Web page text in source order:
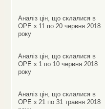
Аналіз цін, що склалися в
ОРЕ з 11 по 20 червня 2018
року
Аналіз цін, що склалися в
ОРЕ з 1 по 10 червня 2018
року
Аналіз цін, що склалися в
ОРЕ з 21 по 31 травня 2018